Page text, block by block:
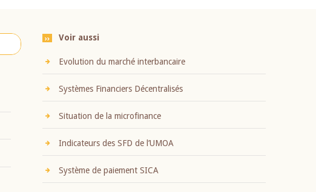
Voir aussi
Evolution du marché interbancaire
Systèmes Financiers Décentralisés
Situation de la microfinance
Indicateurs des SFD de l’UMOA
Système de paiement SICA